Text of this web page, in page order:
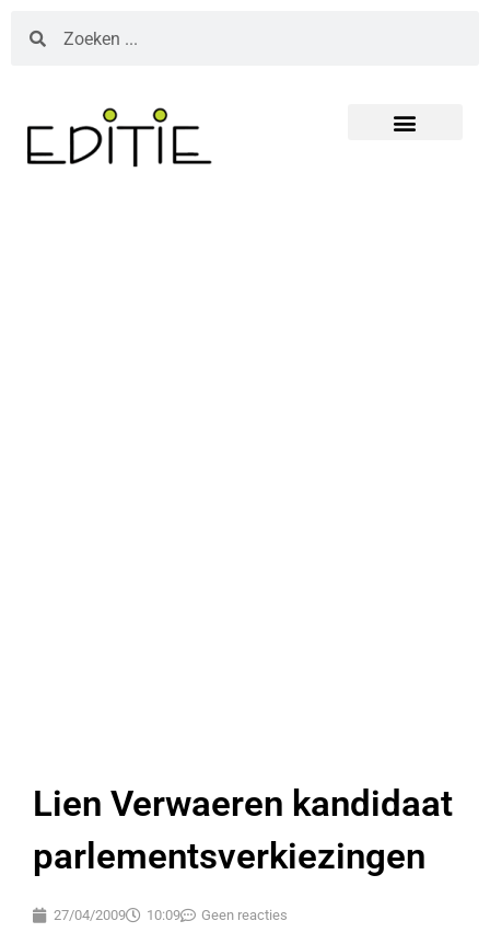
Lien Verwaeren kandidaat
parlementsverkiezingen
27/04/2009 10:09 Geen reacties